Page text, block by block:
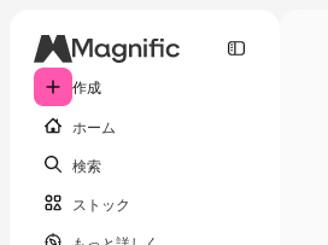
作成
ホーム
検索
ストック